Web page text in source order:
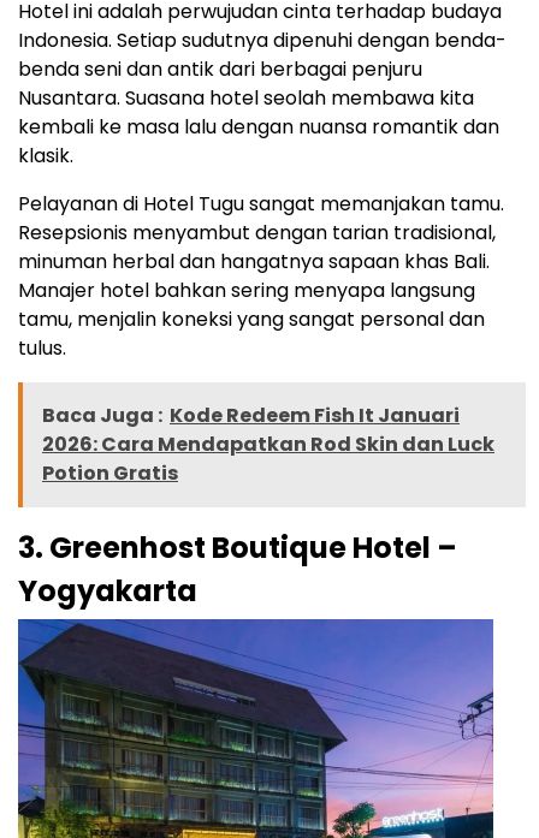
Hotel ini adalah perwujudan cinta terhadap budaya
Indonesia. Setiap sudutnya dipenuhi dengan benda-
benda seni dan antik dari berbagai penjuru
Nusantara. Suasana hotel seolah membawa kita
kembali ke masa lalu dengan nuansa romantik dan
klasik.
Pelayanan di Hotel Tugu sangat memanjakan tamu.
Resepsionis menyambut dengan tarian tradisional,
minuman herbal dan hangatnya sapaan khas Bali.
Manajer hotel bahkan sering menyapa langsung
tamu, menjalin koneksi yang sangat personal dan
tulus.
Baca Juga : Kode Redeem Fish It Januari
2026: Cara Mendapatkan Rod Skin dan Luck
Potion Gratis
3. Greenhost Boutique Hotel –
Yogyakarta